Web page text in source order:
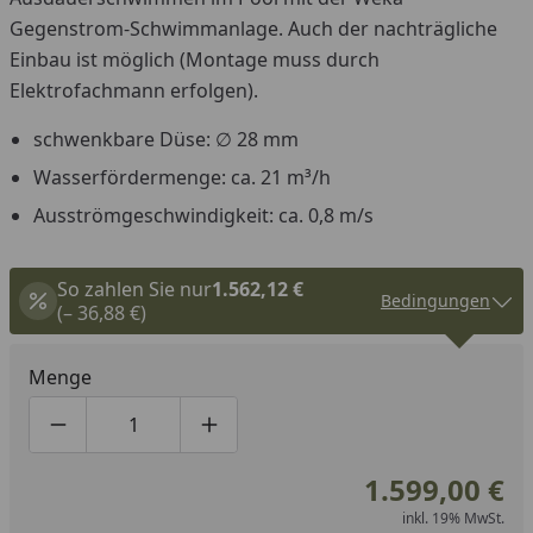
Gegenstrom-Schwimmanlage. Auch der nachträgliche
Einbau ist möglich (Montage muss durch
Elektrofachmann erfolgen).
schwenkbare Düse: ∅ 28 mm
Wasserfördermenge: ca. 21 m³/h
Ausströmgeschwindigkeit: ca. 0,8 m/s
So zahlen Sie nur1.562,12 €
(– 36,88 €)
Bedingungen
Menge
Produktmenge um eins verringern
Produktmenge manuell eingeben
Produktmenge um eins erhöhen
1.599,00 €
inkl. 19% MwSt.